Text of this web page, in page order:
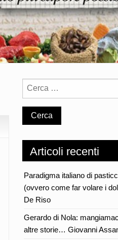
Articoli recenti
Paradigma italiano di
(ovvero come far volare i
De Riso
Gerardo di Nola:
altre storie… Giovanni